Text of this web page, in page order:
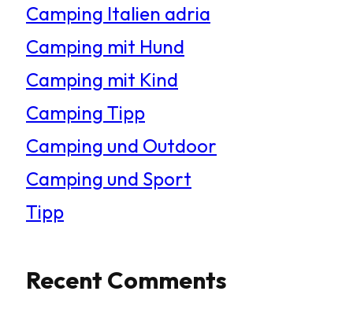
Camping Italien adria
Camping mit Hund
Camping mit Kind
Camping Tipp
Camping und Outdoor
Camping und Sport
Tipp
Recent Comments